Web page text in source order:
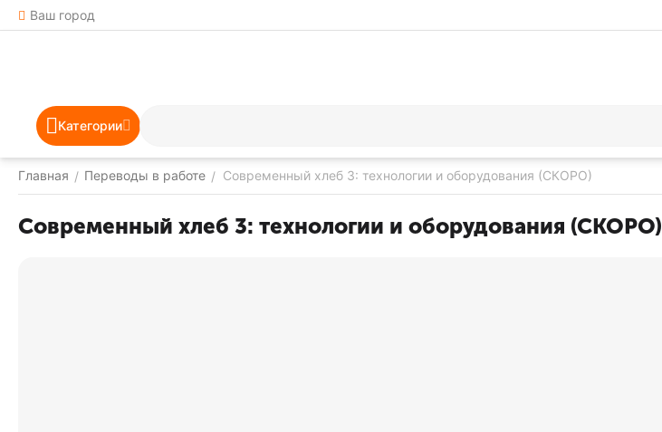
Ваш город
Категории
Главная / Переводы в работе / Современный хлеб 3: технологии и оборудования (СКОРО)
Современный хлеб 3: технологии и оборудования (СКОРО)